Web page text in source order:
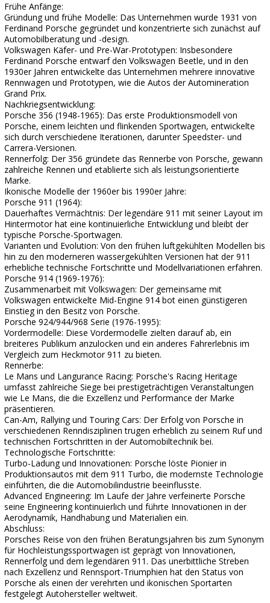
Frühe Anfänge:
Gründung und frühe Modelle: Das Unternehmen wurde 1931 von
Ferdinand Porsche gegründet und konzentrierte sich zunächst auf
Automobilberatung und -design.
Volkswagen Käfer- und Pre-War-Prototypen: Insbesondere
Ferdinand Porsche entwarf den Volkswagen Beetle, und in den
1930er Jahren entwickelte das Unternehmen mehrere innovative
Rennwagen und Prototypen, wie die Autos der Automineration
Grand Prix.
Nachkriegsentwicklung:
Porsche 356 (1948-1965): Das erste Produktionsmodell von
Porsche, einem leichten und flinkenden Sportwagen, entwickelte
sich durch verschiedene Iterationen, darunter Speedster- und
Carrera-Versionen.
Rennerfolg: Der 356 gründete das Rennerbe von Porsche, gewann
zahlreiche Rennen und etablierte sich als leistungsorientierte
Marke.
Ikonische Modelle der 1960er bis 1990er Jahre:
Porsche 911 (1964):
Dauerhaftes Vermächtnis: Der legendäre 911 mit seiner Layout im
Hintermotor hat eine kontinuierliche Entwicklung und bleibt der
typische Porsche-Sportwagen.
Varianten und Evolution: Von den frühen luftgekühlten Modellen bis
hin zu den moderneren wassergekühlten Versionen hat der 911
erhebliche technische Fortschritte und Modellvariationen erfahren.
Porsche 914 (1969-1976):
Zusammenarbeit mit Volkswagen: Der gemeinsame mit
Volkswagen entwickelte Mid-Engine 914 bot einen günstigeren
Einstieg in den Besitz von Porsche.
Porsche 924/944/968 Serie (1976-1995):
Vordermodelle: Diese Vordermodelle zielten darauf ab, ein
breiteres Publikum anzulocken und ein anderes Fahrerlebnis im
Vergleich zum Heckmotor 911 zu bieten.
Rennerbe:
Le Mans und Langurance Racing: Porsche's Racing Heritage
umfasst zahlreiche Siege bei prestigeträchtigen Veranstaltungen
wie Le Mans, die die Exzellenz und Performance der Marke
präsentieren.
Can-Am, Rallying und Touring Cars: Der Erfolg von Porsche in
verschiedenen Renndisziplinen trugen erheblich zu seinem Ruf und
technischen Fortschritten in der Automobiltechnik bei.
Technologische Fortschritte:
Turbo-Ladung und Innovationen: Porsche löste Pionier in
Produktionsautos mit dem 911 Turbo, die modernste Technologie
einführten, die die Automobilindustrie beeinflusste.
Advanced Engineering: Im Laufe der Jahre verfeinerte Porsche
seine Engineering kontinuierlich und führte Innovationen in der
Aerodynamik, Handhabung und Materialien ein.
Abschluss:
Porsches Reise von den frühen Beratungsjahren bis zum Synonym
für Hochleistungssportwagen ist geprägt von Innovationen,
Rennerfolg und dem legendären 911. Das unerbittliche Streben
nach Exzellenz und Rennsport-Triumphien hat den Status von
Porsche als einen der verehrten und ikonischen Sportarten
festgelegt Autohersteller weltweit.